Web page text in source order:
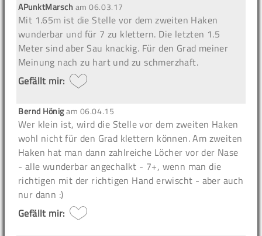
APunktMarsch am06.03.17
Mit 1.65m ist die Stelle vor dem zweiten Haken
wunderbar und für 7 zu klettern. Die letzten 1.5
Meter sind aber Sau knackig. Für den Grad meiner
Meinung nach zu hart und zu schmerzhaft.
Gefällt mir:
Bernd Hönigam 06.04.15
Wer klein ist, wird die Stelle vor dem zweiten Haken
wohl nicht für den Grad klettern können. Am zweiten
Haken hat man dann zahlreiche Löcher vor der Nase
- alle wunderbar angechalkt - 7+, wenn man die
richtigen mit der richtigen Hand erwischt - aber auch
nur dann :)
Gefällt mir: